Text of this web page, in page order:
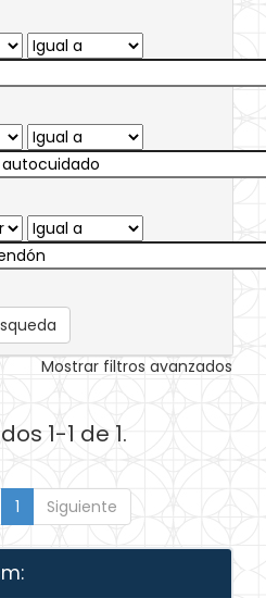
Mostrar filtros avanzados
1-1 de 1.
1 Siguiente